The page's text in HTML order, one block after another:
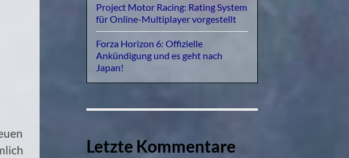
Project Motor Racing: Rating System
für Online-Multiplayer vorgestellt
Forza Horizon 6: Offizielle
Ankündigung und es geht nach
Japan!
Letzte Kommentare